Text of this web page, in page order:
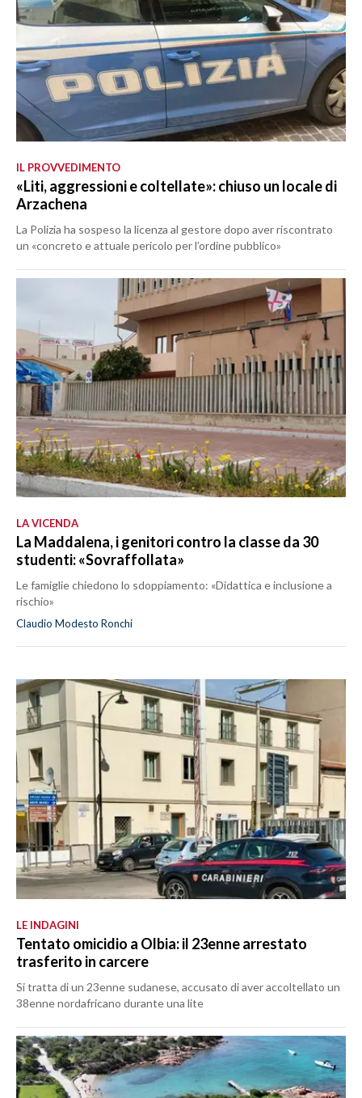
IL PROVVEDIMENTO
«Liti, aggressioni e coltellate»: chiuso un locale di
Arzachena
La Polizia ha sospeso la licenza al gestore dopo aver riscontrato
un «concreto e attuale pericolo per l’ordine pubblico»
LA VICENDA
La Maddalena, i genitori contro la classe da 30
studenti: «Sovraffollata»
Le famiglie chiedono lo sdoppiamento: «Didattica e inclusione a
rischio»
Claudio Modesto Ronchi
LE INDAGINI
Tentato omicidio a Olbia: il 23enne arrestato
trasferito in carcere
Si tratta di un 23enne sudanese, accusato di aver accoltellato un
38enne nordafricano durante una lite